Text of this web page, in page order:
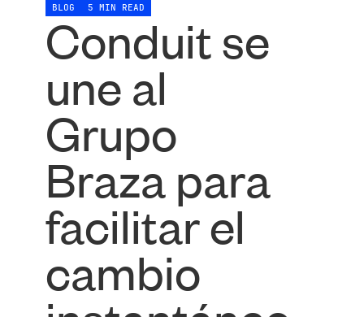
BLOG 5 MIN READ
Conduit se
une al
Grupo
Braza para
facilitar el
cambio